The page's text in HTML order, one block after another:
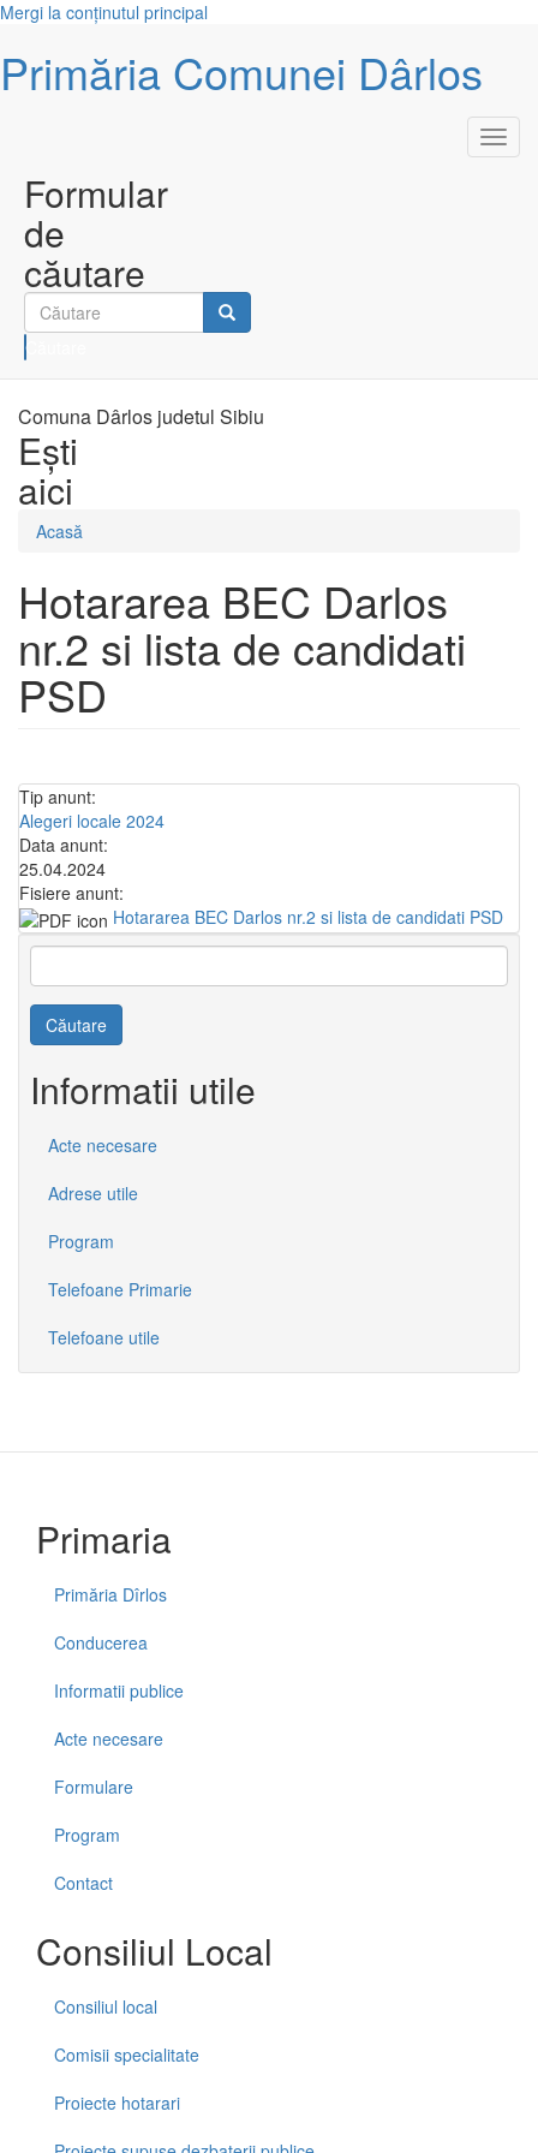
Mergi la conţinutul principal
Primăria Comunei Dârlos
Formular
de
căutare
Căutare
Comuna Dârlos judetul Sibiu
Eşti
aici
Acasă
Hotararea BEC Darlos
nr.2 si lista de candidati
PSD
Tip anunt:
Alegeri locale 2024
Data anunt:
25.04.2024
Fisiere anunt:
Hotararea BEC Darlos nr.2 si lista de candidati PSD
Căutare
Informatii utile
Acte necesare
Adrese utile
Program
Telefoane Primarie
Telefoane utile
Primaria
Primăria Dîrlos
Conducerea
Informatii publice
Acte necesare
Formulare
Program
Contact
Consiliul Local
Consiliul local
Comisii specialitate
Proiecte hotarari